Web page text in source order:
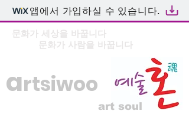
앱에서 가입하실 수 있습니다.
문화가 세상을 바꿉니다
문화가 사람을 바꿉니다
artsiwoo
art soul